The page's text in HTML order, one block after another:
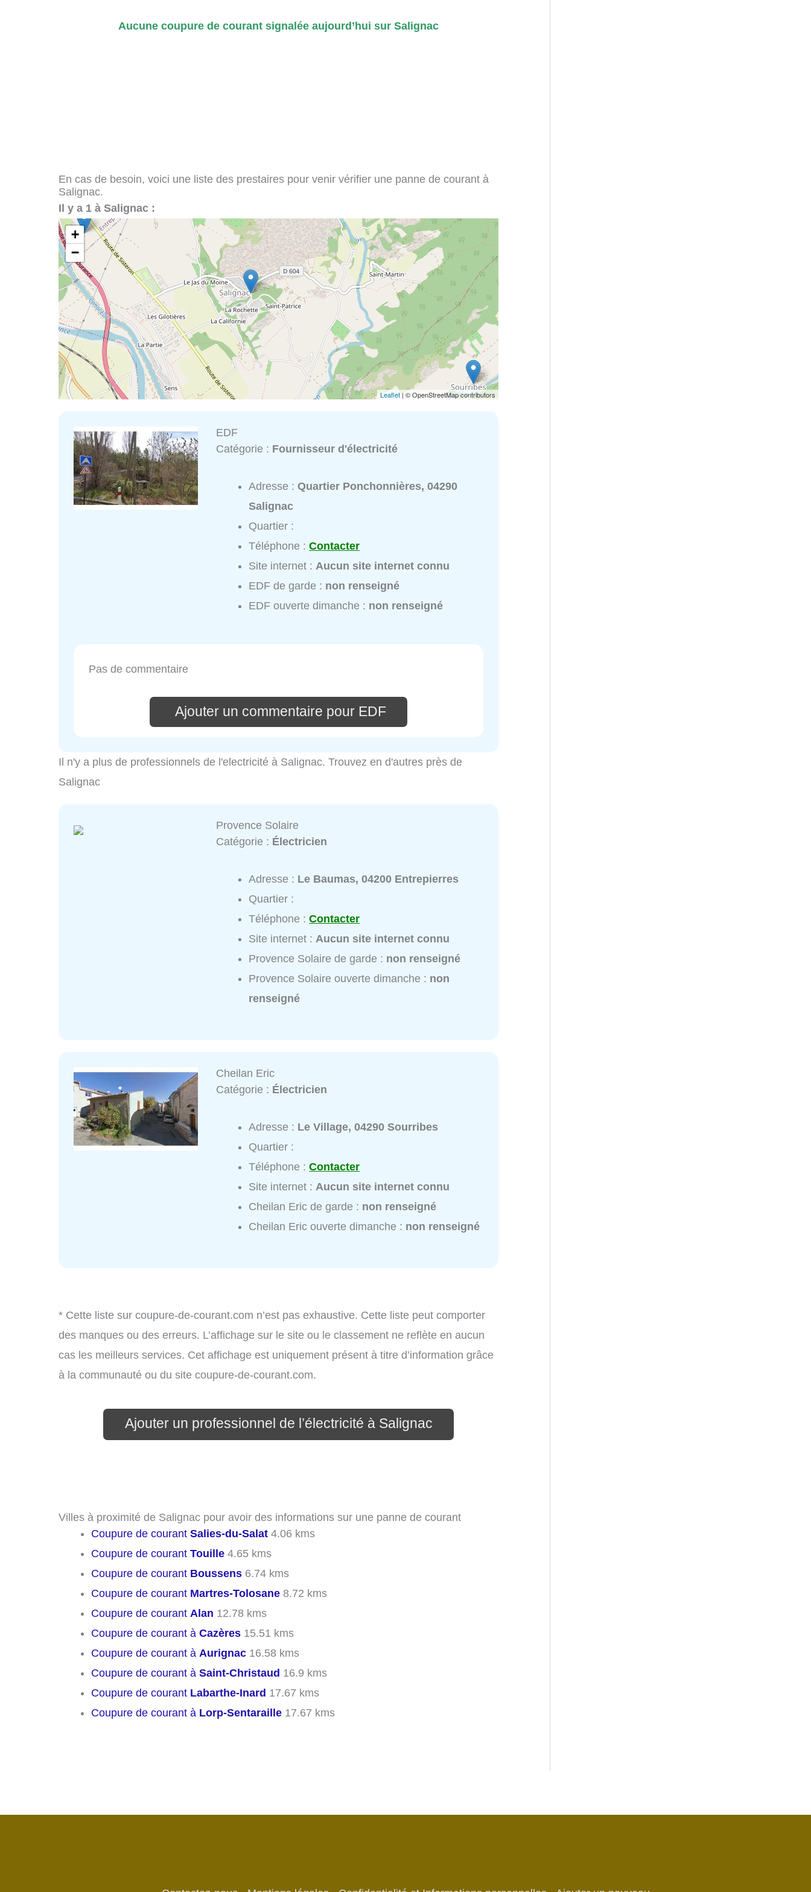
Aucune coupure de courant signalée aujourd’hui sur Salignac
En cas de besoin, voici une liste des prestaires pour venir vérifier une panne de courant à
Salignac.
Il y a 1 à Salignac :
+
−
Leaflet | © OpenStreetMap contributors
EDF
Catégorie : Fournisseur d'électricité
Adresse :Quartier Ponchonnières, 04290
Salignac
Quartier :
Téléphone :Contacter
Site internet : Aucun site internet connu
EDF de garde : non renseigné
EDF ouverte dimanche : non renseigné
Pas de commentaire
Ajouter un commentaire pour EDF
Il n'y a plus de professionnels de l'electricité à Salignac. Trouvez en d'autres près de
Salignac
Provence Solaire
Catégorie : Électricien
Adresse : Le Baumas, 04200 Entrepierres
Quartier :
Téléphone :Contacter
Site internet :Aucun site internet connu
Provence Solaire de garde : non renseigné
Provence Solaire ouverte dimanche : non
renseigné
Cheilan Eric
Catégorie : Électricien
Adresse : Le Village, 04290 Sourribes
Quartier :
Téléphone :Contacter
Site internet : Aucun site internet connu
Cheilan Eric de garde : non renseigné
Cheilan Eric ouverte dimanche : non renseigné
* Cette liste sur coupure-de-courant.com n’est pas exhaustive. Cette liste peut comporter
des manques ou des erreurs. L’affichage sur le site ou le classement ne reflète en aucun
cas les meilleurs services. Cet affichage est uniquement présent à titre d’information grâce
à la communauté ou du site coupure-de-courant.com.
Ajouter un professionnel de l’électricité à Salignac
Villes à proximité de Salignac pour avoir des informations sur une panne de courant
Coupure de courant Salies-du-Salat 4.06 kms
Coupure de courant Touille 4.65 kms
Coupure de courant Boussens 6.74 kms
Coupure de courant Martres-Tolosane 8.72 kms
Coupure de courant Alan 12.78 kms
Coupure de courant à Cazères 15.51 kms
Coupure de courant à Aurignac 16.58 kms
Coupure de courant à Saint-Christaud 16.9 kms
Coupure de courant Labarthe-Inard 17.67 kms
Coupure de courant à Lorp-Sentaraille 17.67 kms